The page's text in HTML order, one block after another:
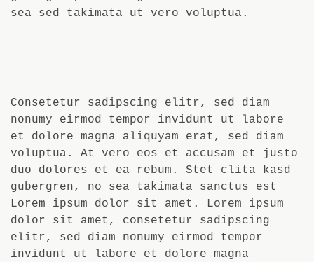
sea sed takimata ut vero voluptua.
Consetetur sadipscing elitr, sed diam
nonumy eirmod tempor invidunt ut labore
et dolore magna aliquyam erat, sed diam
voluptua. At vero eos et accusam et justo
duo dolores et ea rebum. Stet clita kasd
gubergren, no sea takimata sanctus est
Lorem ipsum dolor sit amet. Lorem ipsum
dolor sit amet, consetetur sadipscing
elitr, sed diam nonumy eirmod tempor
invidunt ut labore et dolore magna